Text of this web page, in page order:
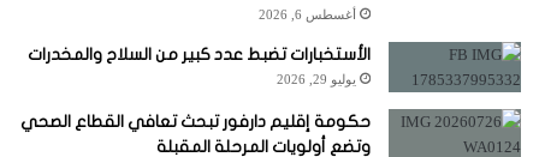
أغسطس 6, 2026
الأستخبارات تضبط عدد كبير من السلاح والمخدرات
يوليو 29, 2026
حكومة إقليم دارفور تبحث تعافي القطاع الصحي
وتضع أولويات المرحلة المقبلة